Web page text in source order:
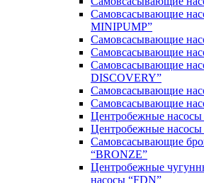
Самовсасывающие
MINIPUMP”
Самовсасывающие
Самовсасывающие
Самовсасывающие
DISCOVERY”
Самовсасывающие
Самовсасывающие
Центробежные
Центробежные
Самовсасывающие
“BRONZE”
Центробежные
насосы “FDN”